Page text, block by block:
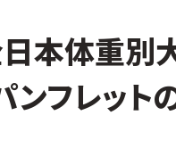
松井章奎館長 紹介
極真の歴史
極真会館のご案内
本体重別
ンフレット